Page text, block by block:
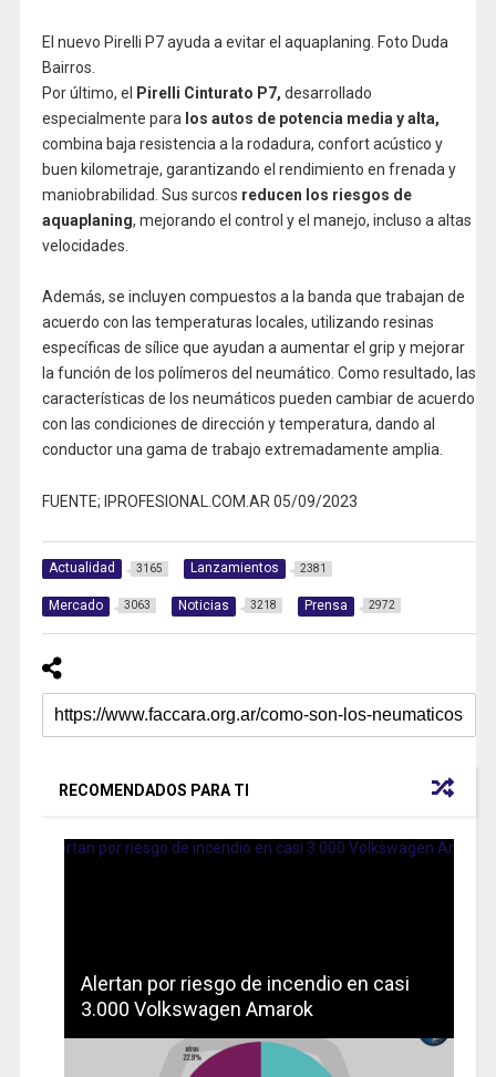
El nuevo Pirelli P7 ayuda a evitar el aquaplaning. Foto Duda
Bairros.
Por último, el
Pirelli Cinturato P7, desarrollado
especialmente para los autos de potencia media y alta,
combina baja resistencia a la rodadura, confort acústico y
buen kilometraje, garantizando el rendimiento en frenada y
maniobrabilidad. Sus surcos reducen los riesgos de
aquaplaning, mejorando el control y el manejo, incluso a altas
velocidades.
Además, se incluyen compuestos a la banda que trabajan de
acuerdo con las temperaturas locales, utilizando resinas
específicas de sílice que ayudan a aumentar el grip y mejorar
la función de los polímeros del neumático. Como resultado, las
características de los neumáticos pueden cambiar de acuerdo
con las condiciones de dirección y temperatura, dando al
conductor una gama de trabajo extremadamente amplia.
FUENTE; IPROFESIONAL.COM.AR 05/09/2023
Actualidad 3165 Lanzamientos 2381
Mercado 3063 Noticias 3218 Prensa 2972
RECOMENDADOS PARA TI
Alertan por riesgo de incendio en casi
3.000 Volkswagen Amarok